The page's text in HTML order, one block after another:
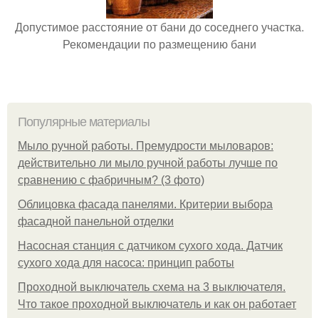
Допустимое расстояние от бани до соседнего участка.
Рекомендации по размещению бани
Популярные материалы
Мыло ручной работы. Премудрости мыловаров:
действительно ли мыло ручной работы лучше по
сравнению с фабричным? (3 фото)
Облицовка фасада панелями. Критерии выбора
фасадной панельной отделки
Насосная станция с датчиком сухого хода. Датчик
сухого хода для насоса: принцип работы
Проходной выключатель схема на 3 выключателя.
Что такое проходной выключатель и как он работает